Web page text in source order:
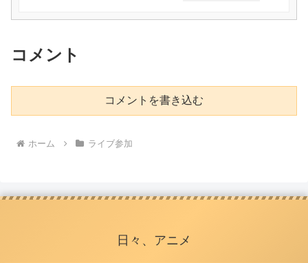
コメント
コメントを書き込む
ホーム ライブ参加
日々、アニメ